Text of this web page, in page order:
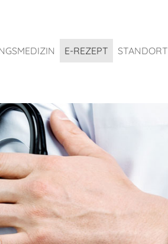
E-REZEPT STANDORT